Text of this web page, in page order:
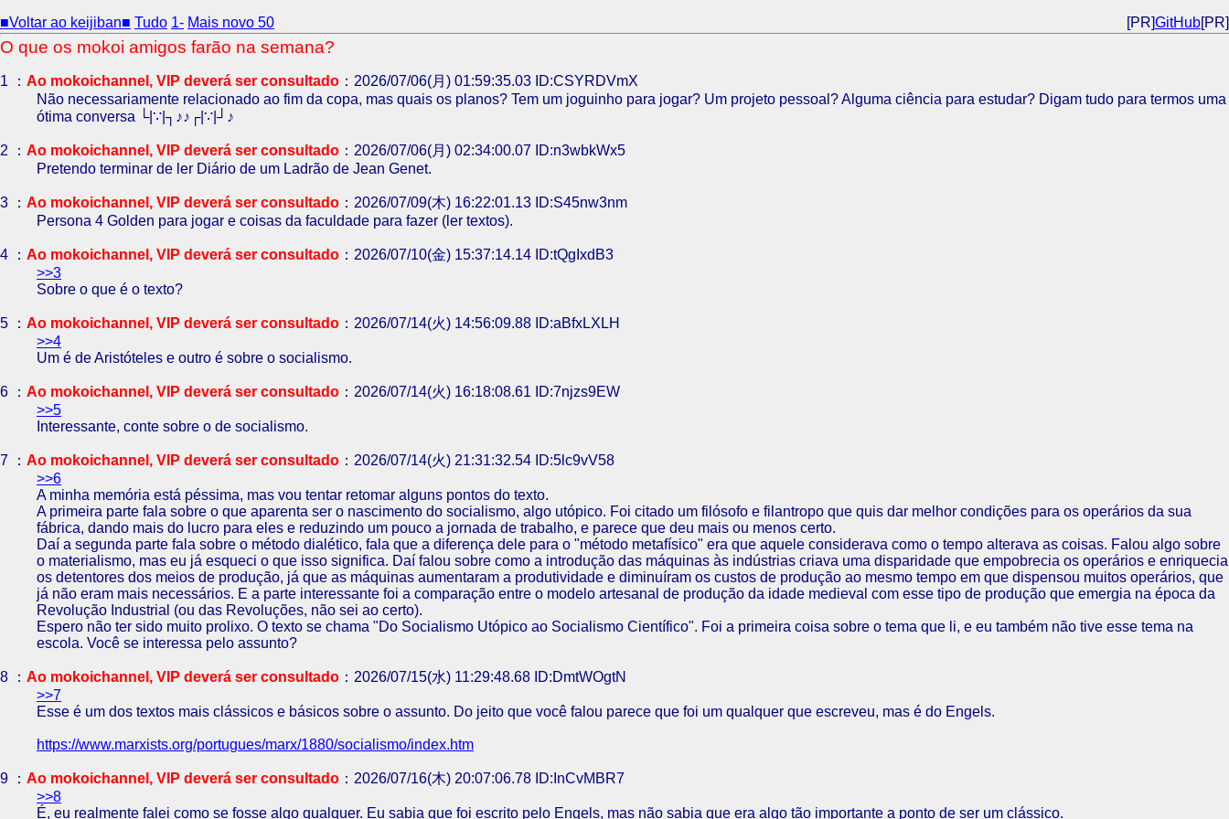
■Voltar ao keijiban■ Tudo 1- Mais novo 50 [PR]GitHub[PR]
O que os mokoi amigos farão na semana?
1 ： Ao mokoichannel, VIP deverá ser consultado ：2026/07/06(月) 01:59:35.03 ID:CSYRDVmX
Não necessariamente relacionado ao fim da copa, mas quais os planos? Tem um joguinho para jogar? Um projeto pessoal? Alguma ciência para estudar? Digam tudo para termos uma
ótima conversa └⁠|⁠∵⁠|⁠┐⁠♪♪⁠┌⁠|⁠∵⁠|⁠┘⁠♪
2 ： Ao mokoichannel, VIP deverá ser consultado ：2026/07/06(月) 02:34:00.07 ID:n3wbkWx5
Pretendo terminar de ler Diário de um Ladrão de Jean Genet.
3 ： Ao mokoichannel, VIP deverá ser consultado ：2026/07/09(木) 16:22:01.13 ID:S45nw3nm
Persona 4 Golden para jogar e coisas da faculdade para fazer (ler textos).
4 ： Ao mokoichannel, VIP deverá ser consultado ：2026/07/10(金) 15:37:14.14 ID:tQgIxdB3
>>3
Sobre o que é o texto?
5 ： Ao mokoichannel, VIP deverá ser consultado ：2026/07/14(火) 14:56:09.88 ID:aBfxLXLH
>>4
Um é de Aristóteles e outro é sobre o socialismo.
6 ： Ao mokoichannel, VIP deverá ser consultado ：2026/07/14(火) 16:18:08.61 ID:7njzs9EW
>>5
Interessante, conte sobre o de socialismo.
7 ： Ao mokoichannel, VIP deverá ser consultado ：2026/07/14(火) 21:31:32.54 ID:5lc9vV58
>>6
A minha memória está péssima, mas vou tentar retomar alguns pontos do texto.
A primeira parte fala sobre o que aparenta ser o nascimento do socialismo, algo utópico. Foi citado um filósofo e filantropo que quis dar melhor condições para os operários da sua
fábrica, dando mais do lucro para eles e reduzindo um pouco a jornada de trabalho, e parece que deu mais ou menos certo.
Daí a segunda parte fala sobre o método dialético, fala que a diferença dele para o "método metafísico" era que aquele considerava como o tempo alterava as coisas. Falou algo sobre
o materialismo, mas eu já esqueci o que isso significa. Daí falou sobre como a introdução das máquinas às indústrias criava uma disparidade que empobrecia os operários e enriquecia
os detentores dos meios de produção, já que as máquinas aumentaram a produtividade e diminuíram os custos de produção ao mesmo tempo em que dispensou muitos operários, que
já não eram mais necessários. E a parte interessante foi a comparação entre o modelo artesanal de produção da idade medieval com esse tipo de produção que emergia na época da
Revolução Industrial (ou das Revoluções, não sei ao certo).
Espero não ter sido muito prolixo. O texto se chama "Do Socialismo Utópico ao Socialismo Científico". Foi a primeira coisa sobre o tema que li, e eu também não tive esse tema na
escola. Você se interessa pelo assunto?
8 ： Ao mokoichannel, VIP deverá ser consultado ：2026/07/15(水) 11:29:48.68 ID:DmtWOgtN
>>7
Esse é um dos textos mais clássicos e básicos sobre o assunto. Do jeito que você falou parece que foi um qualquer que escreveu, mas é do Engels.
https://www.marxists.org/portugues/marx/1880/socialismo/index.htm
9 ： Ao mokoichannel, VIP deverá ser consultado ：2026/07/16(木) 20:07:06.78 ID:InCvMBR7
>>8
É, eu realmente falei como se fosse algo qualquer. Eu sabia que foi escrito pelo Engels, mas não sabia que era algo tão importante a ponto de ser um clássico.